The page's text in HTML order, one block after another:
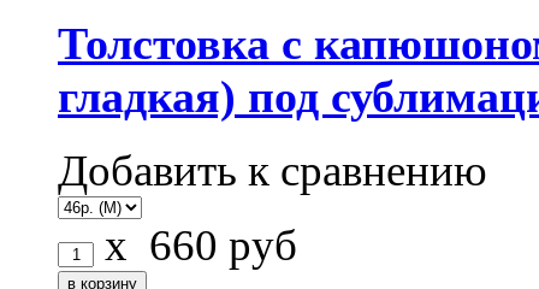
Толстовка с
гладкая) под
Добавить к сравнению
x 660 руб